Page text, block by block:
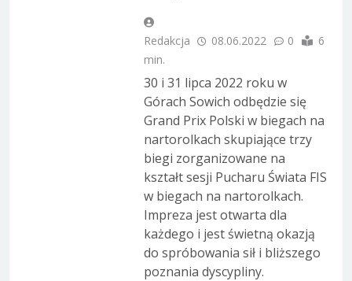
Redakcja 08.06.2022 0
6
min.
30 i 31 lipca 2022 roku w
Górach Sowich odbędzie się
Grand Prix Polski w biegach na
nartorolkach skupiające trzy
biegi zorganizowane na
kształt sesji Pucharu Świata FIS
w biegach na nartorolkach.
Impreza jest otwarta dla
każdego i jest świetną okazją
do spróbowania sił i bliższego
poznania dyscypliny.